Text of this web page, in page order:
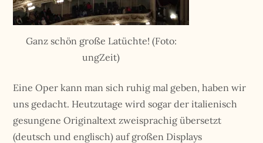
Ganz schön große Latüchte! (Foto:
ungZeit)
Eine Oper kann man sich ruhig mal geben, haben wir
uns gedacht. Heutzutage wird sogar der italienisch
gesungene Originaltext zweisprachig übersetzt
(deutsch und englisch) auf großen Displays